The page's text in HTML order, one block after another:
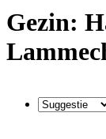
Gezin: